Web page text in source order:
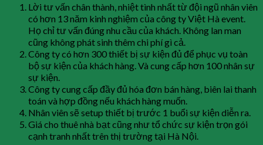
Lời tư vấn chân thành, nhiệt tình nhất từ đội ngũ nhân viên
có hơn 13 năm kinh nghiệm của công ty Việt Hà event.
Họ chỉ tư vấn đúng nhu cầu của khách. Không lan man
cũng không phát sinh thêm chi phí gì cả.
Công ty có hơn 300 thiết bị sự kiện đủ để phục vụ toàn
bộ sự kiện của khách hàng. Và cung cấp hơn 100 nhân sự
sự kiện.
Công ty cung cấp đầy đủ hóa đơn bán hàng, biên lai thanh
toán và hợp đồng nếu khách hàng muốn.
Nhân viên sẽ setup thiết bị trước 1 buổi sự kiện diễn ra.
Giá cho thuê nhà bạt cũng như tổ chức sự kiện trọn gói
cạnh tranh nhất trên thị trường tại Hà Nội.